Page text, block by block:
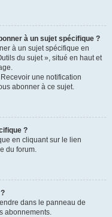
à un sujet spécifique ?
à un sujet spécifique en
du sujet », situé en haut et
une notification
abonner à ce sujet.
?
en cliquant sur le lien
du forum.
dans le panneau de
abonnements.